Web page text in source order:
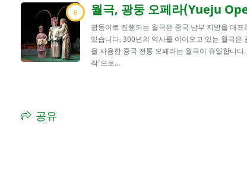
6 월극, 광둥 오페라(Yueju
광둥어로 진행되는 월극은 중국 남부 지방을 대
있습니다. 300년의 역사를 이어오고 있는 월극은
을 사용한 중국 전통 오페라는 월극이 유일합니
작’으로...
공유